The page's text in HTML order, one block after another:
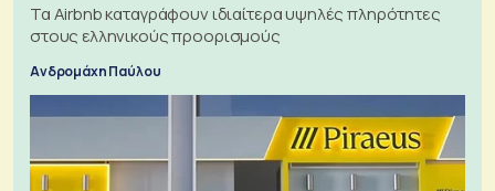
Τα Airbnb καταγράφουν ιδιαίτερα υψηλές πληρότητες
στους ελληνικούς προορισμούς
Ανδρομάχη Παύλου